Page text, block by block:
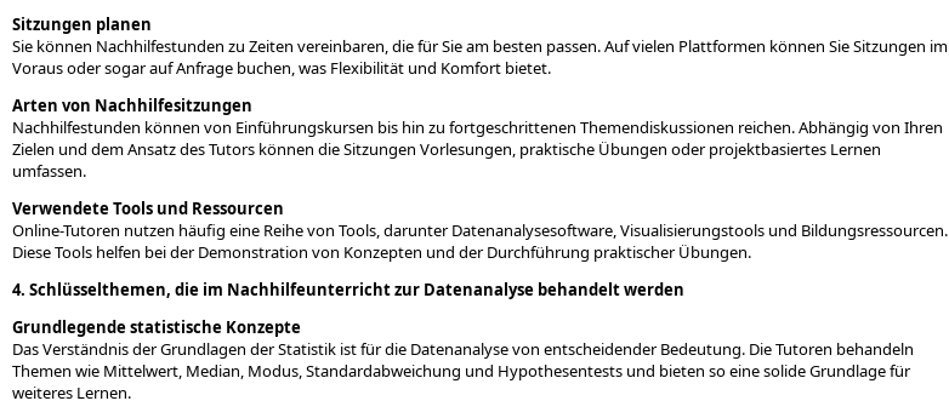
Sitzungen planen
Sie können Nachhilfestunden zu Zeiten vereinbaren, die für Sie am besten passen. Auf vielen Plattformen können Sie Sitzungen im
Voraus oder sogar auf Anfrage buchen, was Flexibilität und Komfort bietet.
Arten von Nachhilfesitzungen
Nachhilfestunden können von Einführungskursen bis hin zu fortgeschrittenen Themendiskussionen reichen. Abhängig von Ihren
Zielen und dem Ansatz des Tutors können die Sitzungen Vorlesungen, praktische Übungen oder projektbasiertes Lernen
umfassen.
Verwendete Tools und Ressourcen
Online-Tutoren nutzen häufig eine Reihe von Tools, darunter Datenanalysesoftware, Visualisierungstools und Bildungsressourcen.
Diese Tools helfen bei der Demonstration von Konzepten und der Durchführung praktischer Übungen.
4. Schlüsselthemen, die im Nachhilfeunterricht zur Datenanalyse behandelt werden
Grundlegende statistische Konzepte
Das Verständnis der Grundlagen der Statistik ist für die Datenanalyse von entscheidender Bedeutung. Die Tutoren behandeln
Themen wie Mittelwert, Median, Modus, Standardabweichung und Hypothesentests und bieten so eine solide Grundlage für
weiteres Lernen.